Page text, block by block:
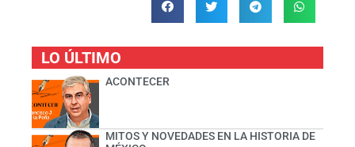
LO ÚLTIMO
ACONTECER
MITOS Y NOVEDADES EN LA HISTORIA DE